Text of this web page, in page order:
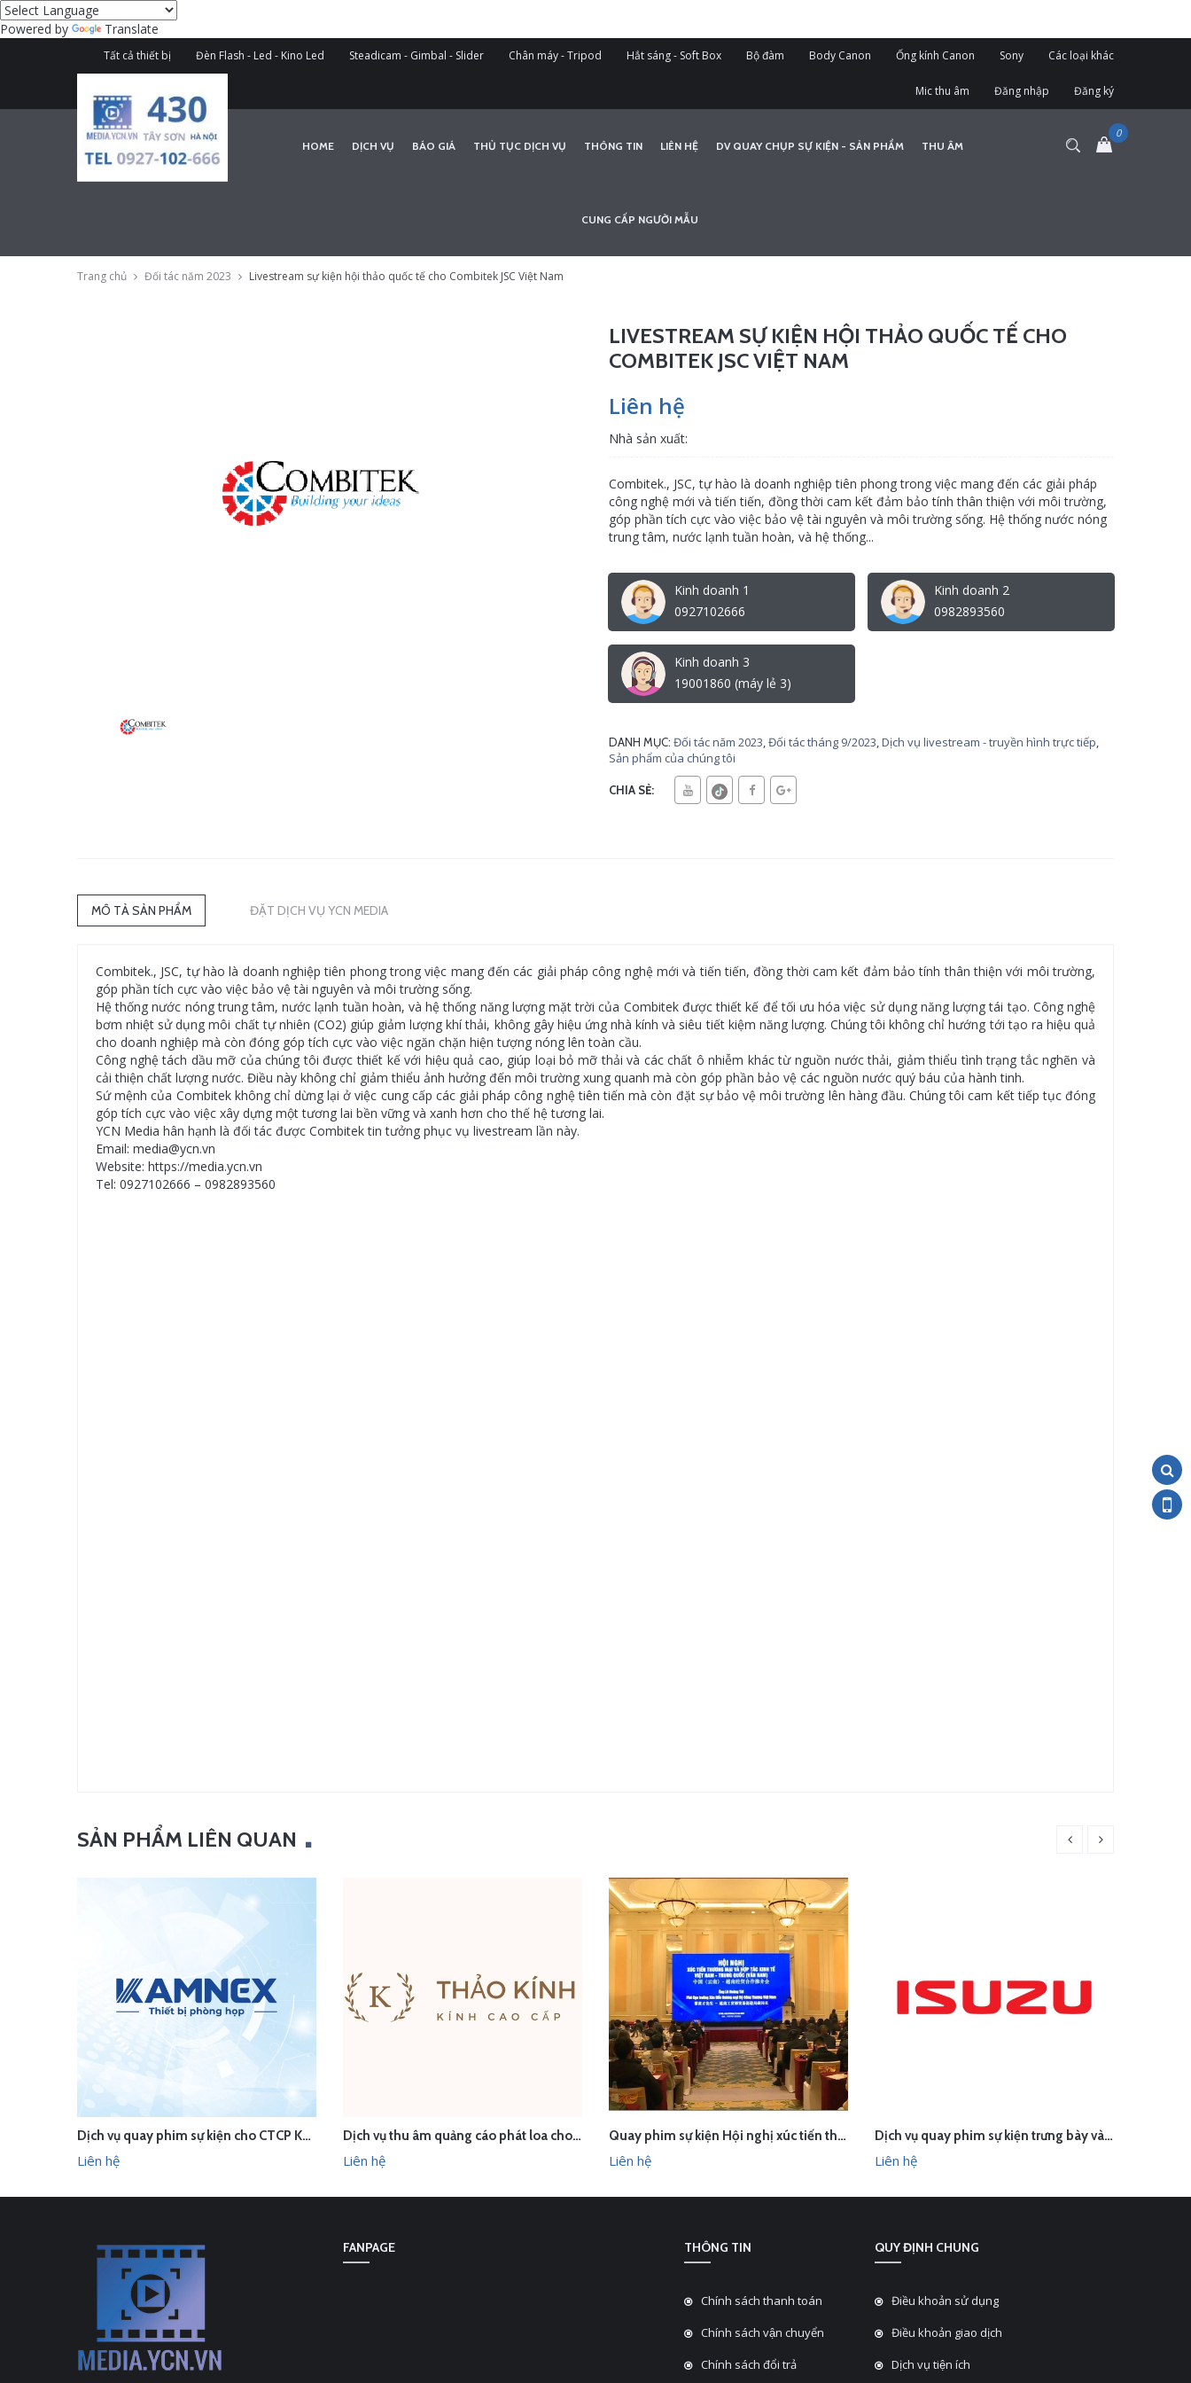
Powered by Translate
Tất cả thiết bị Đèn Flash - Led - Kino Led Steadicam - Gimbal - Slider Chân máy - Tripod Hắt sáng - Soft Box Bộ đàm Body Canon Ống kính Canon Sony Các loại khác
Mic thu âm Đăng nhập Đăng ký
HOME DỊCH VỤ BÁO GIÁ THỦ TỤC DỊCH VỤ THÔNG TIN LIÊN HỆ DV QUAY CHỤP SỰ KIỆN - SẢN PHẨM THU ÂM
CUNG CẤP NGƯỜI MẪU
Trang chủ Đối tác năm 2023 Livestream sự kiện hội thảo quốc tế cho Combitek JSC Việt Nam
LIVESTREAM SỰ KIỆN HỘI THẢO QUỐC TẾ CHO
COMBITEK JSC VIỆT NAM
Liên hệ
Nhà sản xuất:
Combitek., JSC, tự hào là doanh nghiệp tiên phong trong việc mang đến các giải pháp
công nghệ mới và tiến tiến, đồng thời cam kết đảm bảo tính thân thiện với môi trường,
góp phần tích cực vào việc bảo vệ tài nguyên và môi trường sống. Hệ thống nước nóng
trung tâm, nước lạnh tuần hoàn, và hệ thống...
Kinh doanh 1
0927102666
Kinh doanh 2
0982893560
Kinh doanh 3
19001860 (máy lẻ 3)
DANH MỤC: Đối tác năm 2023,Đối tác tháng 9/2023,Dịch vụ livestream - truyền hình trực tiếp,
Sản phẩm của chúng tôi
CHIA SẺ:
MÔ TẢ SẢN PHẨM ĐẶT DỊCH VỤ YCN MEDIA
Combitek., JSC, tự hào là doanh nghiệp tiên phong trong việc mang đến các giải pháp công nghệ mới và tiến tiến, đồng thời cam kết đảm bảo tính thân thiện với môi trường,
góp phần tích cực vào việc bảo vệ tài nguyên và môi trường sống.
Hệ thống nước nóng trung tâm, nước lạnh tuần hoàn, và hệ thống năng lượng mặt trời của Combitek được thiết kế để tối ưu hóa việc sử dụng năng lượng tái tạo. Công nghệ
bơm nhiệt sử dụng môi chất tự nhiên (CO2) giúp giảm lượng khí thải, không gây hiệu ứng nhà kính và siêu tiết kiệm năng lượng. Chúng tôi không chỉ hướng tới tạo ra hiệu quả
cho doanh nghiệp mà còn đóng góp tích cực vào việc ngăn chặn hiện tượng nóng lên toàn cầu.
Công nghệ tách dầu mỡ của chúng tôi được thiết kế với hiệu quả cao, giúp loại bỏ mỡ thải và các chất ô nhiễm khác từ nguồn nước thải, giảm thiểu tình trạng tắc nghẽn và
cải thiện chất lượng nước. Điều này không chỉ giảm thiểu ảnh hưởng đến môi trường xung quanh mà còn góp phần bảo vệ các nguồn nước quý báu của hành tinh.
Sứ mệnh của Combitek không chỉ dừng lại ở việc cung cấp các giải pháp công nghệ tiên tiến mà còn đặt sự bảo vệ môi trường lên hàng đầu. Chúng tôi cam kết tiếp tục đóng
góp tích cực vào việc xây dựng một tương lai bền vững và xanh hơn cho thế hệ tương lai.
YCN Media hân hạnh là đối tác được Combitek tin tưởng phục vụ livestream lần này.
Email: media@ycn.vn
Website: https://media.ycn.vn
Tel: 0927102666 – 0982893560
SẢN PHẨM LIÊN QUAN
LIÊN HỆ XEM NHANH
Dịch vụ quay phim sự kiện cho CTCP Kamnex
Liên hệ
LIÊN HỆ XEM NHANH
Dịch vụ thu âm quảng cáo phát loa cho Thảo Kính Store
Liên hệ
LIÊN HỆ XEM NHANH
Quay phim sự kiện Hội nghị xúc tiến thương mại và hợp tác kinh tế Việt Nam - Trung Quốc
Liên hệ
LIÊN HỆ XEM NHANH
Dịch vụ quay phim sự kiện trưng bày và lái thử xe Isuzu
Liên hệ
FANPAGE THÔNG TIN
Chính sách thanh toán
Chính sách vận chuyển
Chính sách đổi trả
QUY ĐỊNH CHUNG
Điều khoản sử dụng
Điều khoản giao dịch
Dịch vụ tiện ích